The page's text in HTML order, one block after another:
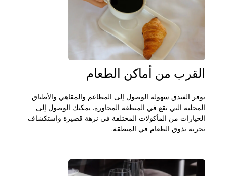
القرب من أماكن الطعام
يوفر الفندق سهولة الوصول إلى المطاعم والمقاهي والأطباق
المحلية التي تقع في المنطقة المجاورة. يمكنك الوصول إلى
الخيارات من المأكولات المختلفة في نزهة قصيرة واستكشاف
تجربة تذوق الطعام في المنطقة.